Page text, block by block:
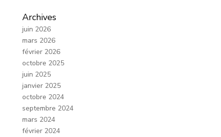
Archives
juin 2026
mars 2026
février 2026
octobre 2025
juin 2025
janvier 2025
octobre 2024
septembre 2024
mars 2024
février 2024